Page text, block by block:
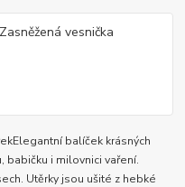
balíček krásných
babičku i milovnici vaření.
Utěrky jsou ušité z hebké